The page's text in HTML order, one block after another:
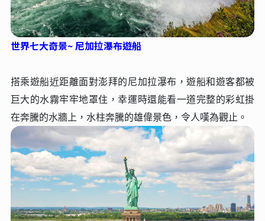
世界七⼤奇景~ 尼加拉瀑布遊船
搭乘遊船近距離⾯對澎拜的尼加拉瀑布，遊船和遊客都被
巨⼤的⽔霧牢牢地罩住，幸運時還能看⼀道完整的彩虹掛
在奔騰的⽔牆上，⽔柱奔騰的雄偉景⾊，令⼈嘆為觀⽌。